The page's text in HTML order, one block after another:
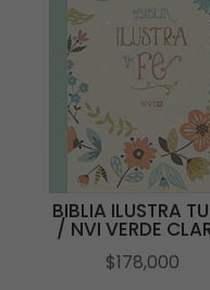
BIBLIA ILUSTRA
/ NVI VERDE
$178,000